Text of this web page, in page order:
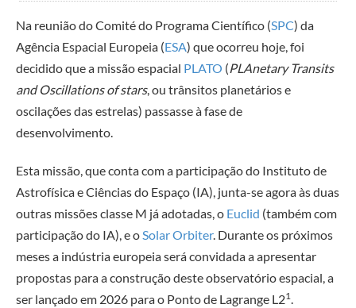
Na reunião do Comité do Programa Científico (SPC) da
Agência Espacial Europeia (ESA) que ocorreu hoje, foi
decidido que a missão espacial PLATO (PLAnetary Transits
and Oscillations of stars, ou trânsitos planetários e
oscilações das estrelas) passasse à fase de
desenvolvimento.
Esta missão, que conta com a participação do Instituto de
Astrofísica e Ciências do Espaço (IA), junta-se agora às duas
outras missões classe M já adotadas, o Euclid (também com
participação do IA), e oSolar Orbiter. Durante os próximos
meses a indústria europeia será convidada a apresentar
propostas para a construção deste observatório espacial, a
ser lançado em 2026 para o Ponto de Lagrange L21.